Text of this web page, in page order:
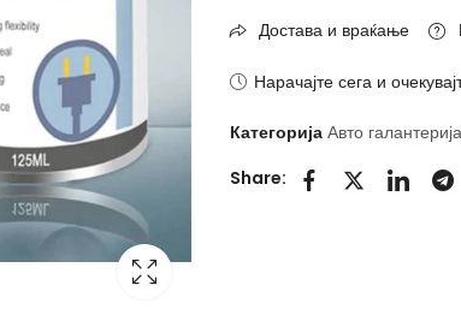
Достава и враќање
Нарачајте сега и
Категорија Авто галантерија
Share: